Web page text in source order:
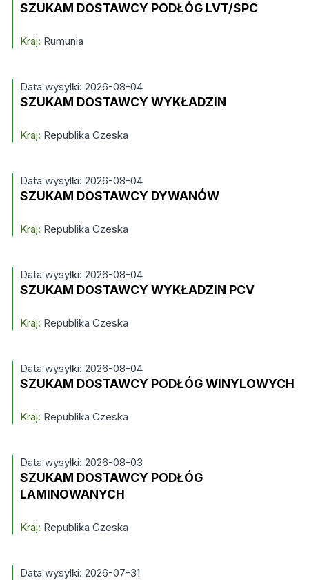
SZUKAM DOSTAWCY PODŁÓG LVT/SPC
Kraj: Rumunia
Data wysylki: 2026-08-04
SZUKAM DOSTAWCY WYKŁADZIN
Kraj: Republika Czeska
Data wysylki: 2026-08-04
SZUKAM DOSTAWCY DYWANÓW
Kraj: Republika Czeska
Data wysylki: 2026-08-04
SZUKAM DOSTAWCY WYKŁADZIN PCV
Kraj: Republika Czeska
Data wysylki: 2026-08-04
SZUKAM DOSTAWCY PODŁÓG WINYLOWYCH
Kraj: Republika Czeska
Data wysylki: 2026-08-03
SZUKAM DOSTAWCY PODŁÓG
LAMINOWANYCH
Kraj: Republika Czeska
Data wysylki: 2026-07-31